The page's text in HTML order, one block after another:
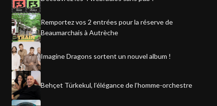
Remportez vos 2 entrées pour la réserve de
Beaumarchais à Autrèche
Imagine Dragons sortent un nouvel album !
Behçet Türkekul, l’élégance de l’homme-orchestre